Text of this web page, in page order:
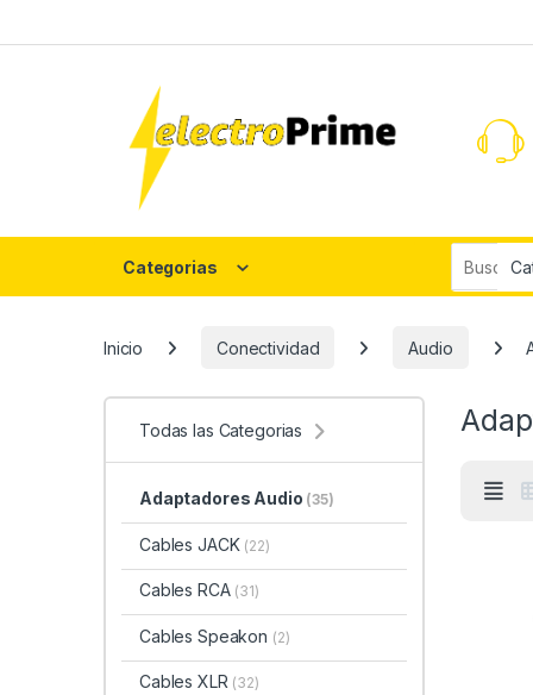
Categorias
Search for:
Inicio Conectividad Audio
Todas las Categorias
Adaptadores Audio (35)
Cables JACK (22)
Cables RCA (31)
Cables Speakon (2)
Cables XLR (32)